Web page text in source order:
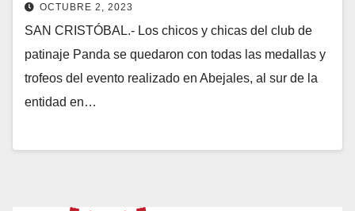
OCTUBRE 2, 2023
SAN CRISTÓBAL.- Los chicos y chicas del club de
patinaje Panda se quedaron con todas las medallas y
trofeos del evento realizado en Abejales, al sur de la
entidad en…